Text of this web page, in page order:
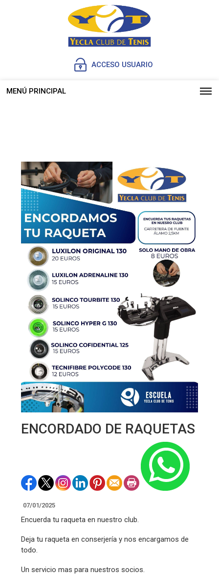
ACCESO USUARIO
MENÚ PRINCIPAL
ENCORDADO DE RAQUETAS
07/01/2025
Encuerda tu raqueta en nuestro club.
Deja tu raqueta en conserjería y nos encargamos de
todo.
Un servicio mas para nuestros socios.